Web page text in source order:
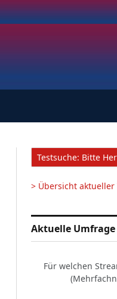
> Übersicht aktueller
Aktuelle Umfrage
Für welchen